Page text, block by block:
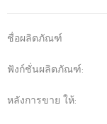
ชื่อผลิตภัณฑ์
ฟังก์ชั่นผลิตภัณฑ์:
หลังการขาย ให้: